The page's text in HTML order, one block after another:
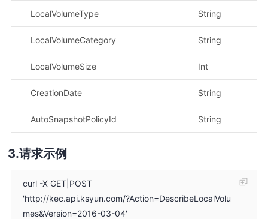
LocalVolumeType String
LocalVolumeCategory String
LocalVolumeSize Int
CreationDate String
AutoSnapshotPolicyId String
请求示例
curl -X GET|POST
'http://kec.api.ksyun.com/?Action=DescribeLocalVolu
mes&Version=2016-03-04'